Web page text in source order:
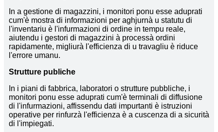
In a gestione di magazzini, i monitori ponu esse aduprati
cum'è mostra di informazioni per aghjurnà u statutu di
l'inventariu è l'infurmazioni di ordine in tempu reale,
aiutendu i gestori di magazzini à processà ordini
rapidamente, migliurà l'efficienza di u travagliu è riduce
l'errore umanu.
Strutture publiche
In i piani di fabbrica, laboratori o strutture pubbliche, i
monitori ponu esse aduprati cum'è terminali di diffusione
di l'infurmazioni, affissendu dati impurtanti è istruzioni
operative per rinfurzà l'efficienza è a cuscenza di a sicurità
di l'impiegati.